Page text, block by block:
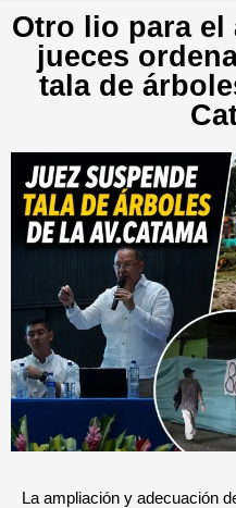
Otro lio para el
jueces
tala de
La ampliación y adecuación